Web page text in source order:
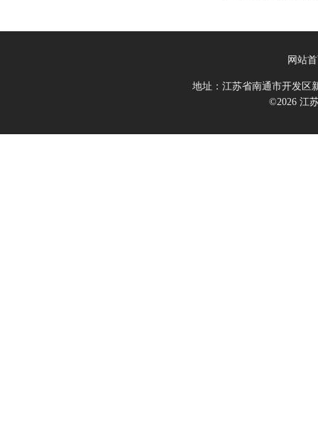
网站
地址：江苏省南通市开发区
©2026 江